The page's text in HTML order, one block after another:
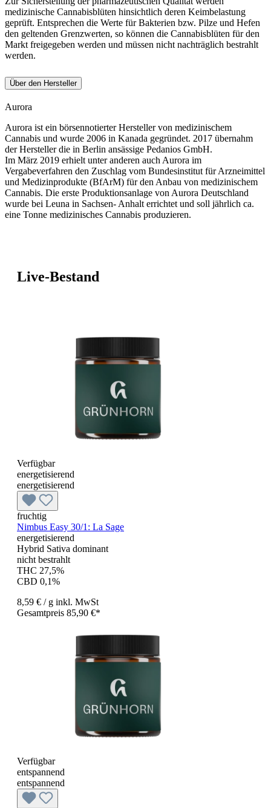
medizinische Cannabisblüten hinsichtlich deren Keimbelastung
geprüft. Entsprechen die Werte für Bakterien bzw. Pilze und Hefen
den geltenden Grenzwerten, so können die Cannabisblüten für den
Markt freigegeben werden und müssen nicht nachträglich bestrahlt
werden.
Über den Hersteller
Aurora
Aurora ist ein börsennotierter Hersteller von medizinischem
Cannabis und wurde 2006 in Kanada gegründet. 2017 übernahm
der Hersteller die in Berlin ansässige Pedanios GmbH.
Im März 2019 erhielt unter anderen auch Aurora im
Vergabeverfahren den Zuschlag vom Bundesinstitut für Arzneimittel
und Medizinprodukte (BfArM) für den Anbau von medizinischem
Cannabis. Die erste Produktionsanlage von Aurora Deutschland
wurde bei Leuna in Sachsen- Anhalt errichtet und soll jährlich ca.
eine Tonne medizinisches Cannabis produzieren.
Live-Bestand
Verfügbar
energetisierend
energetisierend
fruchtig
Nimbus Easy 30/1: La Sage
energetisierend
Hybrid Sativa dominant
nicht bestrahlt
THC 27,5%
CBD 0,1%
8,59 € / g inkl. MwSt
Gesamtpreis 85,90 €*
Verfügbar
entspannend
entspannend